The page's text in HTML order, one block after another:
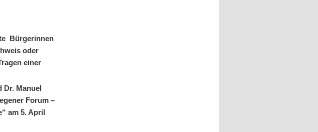
Bürgerinnen
oder
einer
Dr. Manuel
Forum –
am 5. April